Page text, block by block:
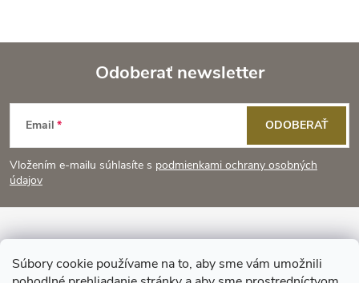
Súbory cookie používame na to, aby sme vám umožnili
Z
á
p
ä
Odoberať newsletter
Email
Vložením e-mailu súhlasíte s podmienkami ochrany osobných
údajov
ODOBERAŤ
Informácie pre vás